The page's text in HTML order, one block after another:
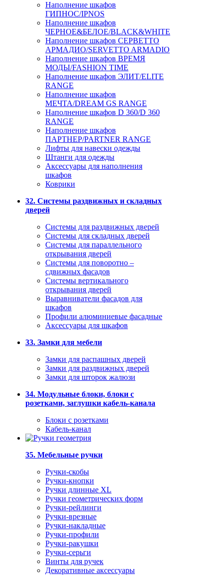
Наполнение шкафов
ГИПНОС/IPNOS
Наполнение шкафов
ЧЕРНОЕ&БЕЛОЕ/BLACK&WHITE
Наполнение шкафов СЕРВЕТТО
АРМАДИО/SERVETTO ARMADIO
Наполнение шкафов ВРЕМЯ
МОДЫ/FASHION TIME
Наполнение шкафов ЭЛИТ/ELITE
RANGE
Наполнение шкафов
МЕЧТА/DREAM GS RANGE
Наполнение шкафов D 360/D 360
RANGE
Наполнение шкафов
ПАРТНЕР/PARTNER RANGE
Лифты для навески одежды
Штанги для одежды
Аксессуары для наполнения
шкафов
Коврики
32. Системы раздвижных и складных
дверей
Системы для раздвижных дверей
Системы для складных дверей
Системы для параллельного
открывания дверей
Системы для поворотно –
сдвижных фасадов
Системы вертикального
открывания дверей
Выравниватели фасадов для
шкафов
Профили алюминиевые фасадные
Аксессуары для шкафов
33. Замки для мебели
Замки для распашных дверей
Замки для раздвижных дверей
Замки для шторок жалюзи
34. Модульные блоки, блоки с
розетками, заглушки кабель-канала
Блоки с розетками
Кабель-канал
35. Мебельные ручки
Ручки-скобы
Ручки-кнопки
Ручки длинные XL
Ручки геометрических форм
Ручки-рейлинги
Ручки-врезные
Ручки-накладные
Ручки-профили
Ручки-ракушки
Ручки-серьги
Винты для ручек
Декоративные аксессуары